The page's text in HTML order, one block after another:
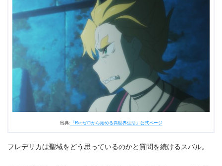
出典: 『Re:ゼロから始める異世界生活』公式ページ
フレデリカは聖域をどう思っているのかと質問を続けるスバル。